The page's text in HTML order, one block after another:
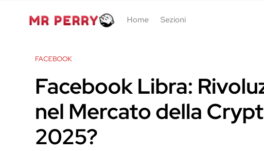
Home Sezioni
FACEBOOK
Facebook Libra:
nel Mercato della
2025?